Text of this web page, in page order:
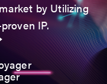
by Utilizing
IP.